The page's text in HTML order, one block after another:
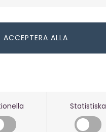
Statistiska
SEK